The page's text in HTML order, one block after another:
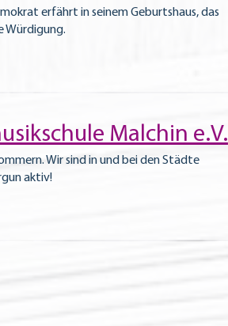
erfährt in seinem Geburtshaus, das
Würdigung.
Malchin e.V.
Wir sind in und bei den Städte
aktiv!